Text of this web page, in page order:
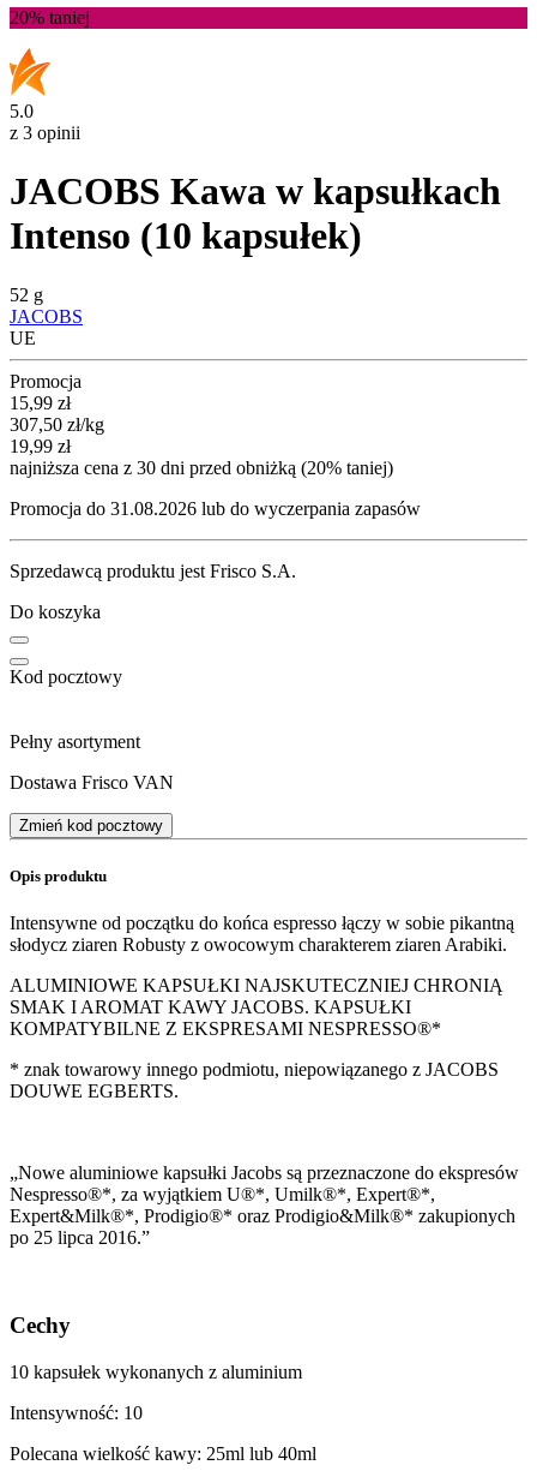
20% taniej
5.0
z 3 opinii
JACOBS Kawa w kapsułkach
Intenso (10 kapsułek)
52 g
JACOBS
UE
Promocja
Cena promocyjna
15,99 zł
307,50 zł/kg
19,99 zł
najniższa cena z 30 dni przed obniżką (20% taniej)
Promocja do 31.08.2026 lub do wyczerpania zapasów
Sprzedawcą produktu jest Frisco S.A.
Do koszyka
Kod pocztowy
Pełny asortyment
Dostawa Frisco VAN
Zmień kod pocztowy
Opis produktu
Intensywne od początku do końca espresso łączy w sobie pikantną
słodycz ziaren Robusty z owocowym charakterem ziaren Arabiki.
ALUMINIOWE KAPSUŁKI NAJSKUTECZNIEJ CHRONIĄ
SMAK I AROMAT KAWY JACOBS. KAPSUŁKI
KOMPATYBILNE Z EKSPRESAMI NESPRESSO®*
* znak towarowy innego podmiotu, niepowiązanego z JACOBS
DOUWE EGBERTS.
„Nowe aluminiowe kapsułki Jacobs są przeznaczone do ekspresów
Nespresso®*, za wyjątkiem U®*, Umilk®*, Expert®*,
Expert&Milk®*, Prodigio®* oraz Prodigio&Milk®* zakupionych
po 25 lipca 2016.”
Cechy
10 kapsułek wykonanych z aluminium
Intensywność: 10
Polecana wielkość kawy: 25ml lub 40ml